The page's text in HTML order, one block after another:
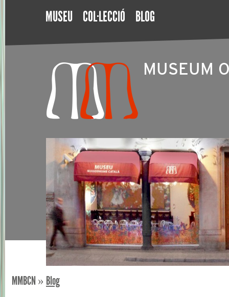
MUSEU COL·LECCIÓ BLOG
MUSEUM
MMBCN» Blog